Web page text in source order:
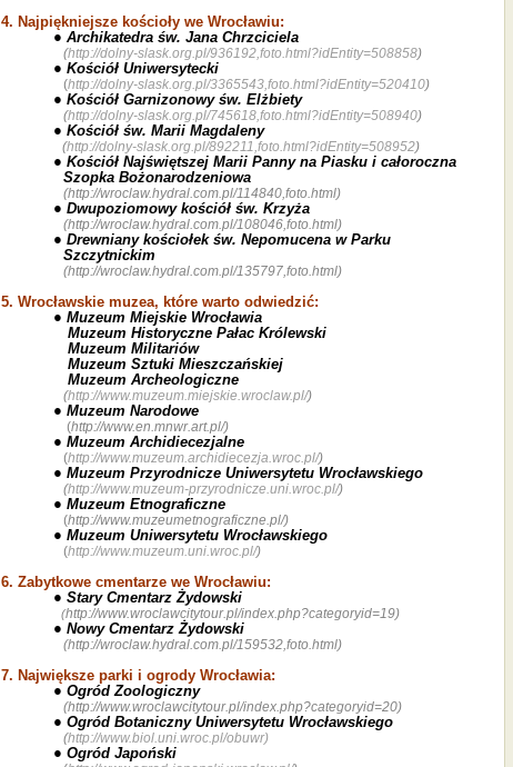
4. Najpiękniejsze kościoły we Wrocławiu:
● Archikatedra św. Jana Chrzciciela
(http://dolny-slask.org.pl/936192,foto.html?idEntity=508858)
● Kościół Uniwersytecki
(http://dolny-slask.org.pl/3365543,foto.html?idEntity=520410)
● Kościół Garnizonowy św. Elżbiety
(http://dolny-slask.org.pl/745618,foto.html?idEntity=508940)
● Kościół św. Marii Magdaleny
(http://dolny-slask.org.pl/892211,foto.html?idEntity=508952)
● Kościół Najświętszej Marii Panny na Piasku i całoroczna
Szopka Bożonarodzeniowa
(http://wroclaw.hydral.com.pl/114840,foto.html)
● Dwupoziomowy kościół św. Krzyża
(http://wroclaw.hydral.com.pl/108046,foto.html)
● Drewniany kościołek św. Nepomucena w Parku
Szczytnickim
(http://wroclaw.hydral.com.pl/135797,foto.html)
5. Wrocławskie muzea, które warto odwiedzić:
● Muzeum Miejskie Wrocławia
Muzeum Historyczne Pałac Królewski
Muzeum Militariów
Muzeum Sztuki Mieszczańskiej
Muzeum Archeologiczne
(http://www.muzeum.miejskie.wroclaw.pl/)
● Muzeum Narodowe
(http://www.en.mnwr.art.pl/)
● Muzeum Archidiecezjalne
(http://www.muzeum.archidiecezja.wroc.pl/)
● Muzeum Przyrodnicze Uniwersytetu Wrocławskiego
(http://www.muzeum-przyrodnicze.uni.wroc.pl/)
● Muzeum Etnograficzne
(http://www.muzeumetnograficzne.pl/)
● Muzeum Uniwersytetu Wrocławskiego
(http://www.muzeum.uni.wroc.pl/)
6. Zabytkowe cmentarze we Wrocławiu:
● Stary Cmentarz Żydowski
(http://www.wroclawcitytour.pl/index.php?categoryid=19)
● Nowy Cmentarz Żydowski
(http://wroclaw.hydral.com.pl/159532,foto.html)
7. Największe parki i ogrody Wrocławia:
● Ogród Zoologiczny
(http://www.wroclawcitytour.pl/index.php?categoryid=20)
● Ogród Botaniczny Uniwersytetu Wrocławskiego
(http://www.biol.uni.wroc.pl/obuwr)
● Ogród Japoński